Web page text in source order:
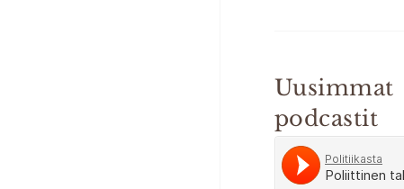
Uusimmat
podcastit